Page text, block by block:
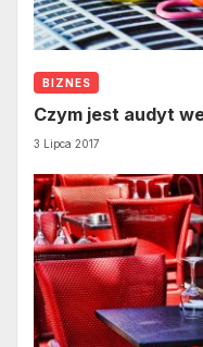
BIZNES
Czym jest audyt
3 Lipca 2017